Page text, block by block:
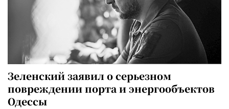
Зеленский заявил о серьезном
повреждении порта и энергообъектов
Одессы